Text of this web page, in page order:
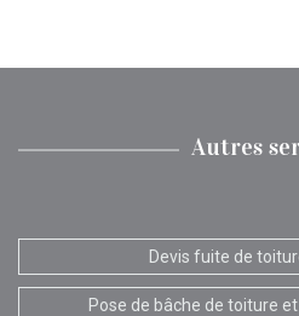
Autres
Devis fuite de
Pose de bâche de toiture